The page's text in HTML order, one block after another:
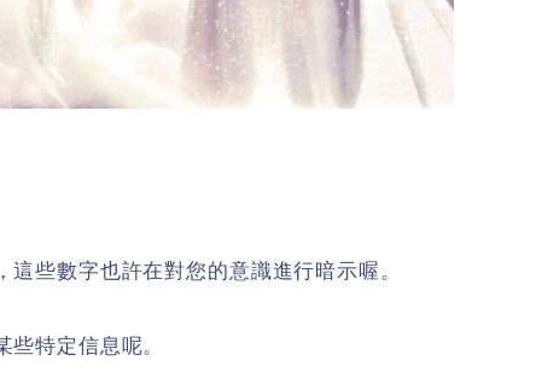
些數字也許在對您的意識進行暗示喔。
特定信息呢。